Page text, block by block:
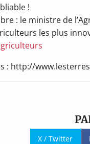
!
: le ministre de
les plus
: http://
X / Twitter